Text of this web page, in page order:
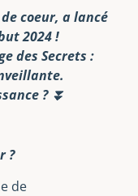
coeur, a lancé
2024 !
des Secrets :
? ⏬
?
de